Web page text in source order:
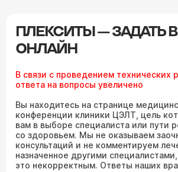
ПЛЕКСИТЫ — ЗАДАТЬ
ОНЛАЙН
В связи с проведением технических
ответа на вопросы увеличено
Вы находитесь на странице
конференции клиники ЦЭЛТ, цель
вам в выборе специалиста или пути
со здоровьем. Мы не оказываем
консультаций и не комментируем
назначенное другими
это некорректным. Ответы наших